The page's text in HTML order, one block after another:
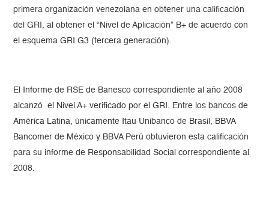
primera organización venezolana en obtener una calificación
del GRI, al obtener el “Nivel de Aplicación” B+ de acuerdo con
el esquema GRI G3 (tercera generación).
El Informe de RSE de Banesco correspondiente al año 2008
alcanzó el Nivel A+ verificado por el GRI. Entre los bancos de
América Latina, únicamente Itau Unibanco de Brasil, BBVA
Bancomer de México y BBVA Perú obtuvieron esta calificación
para su informe de Responsabilidad Social correspondiente al
2008.